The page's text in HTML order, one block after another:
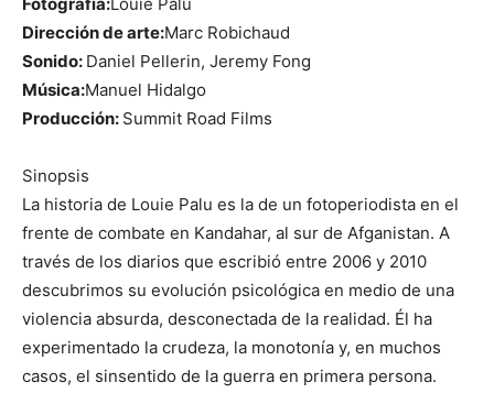
Dirección de arte:Marc Robichaud
Sonido: Daniel Pellerin, Jeremy Fong
Música:Manuel Hidalgo
Producción: Summit Road Films
Sinopsis
La historia de Louie Palu es la de un fotoperiodista en el
frente de combate en Kandahar, al sur de Afganistan. A
través de los diarios que escribió entre 2006 y 2010
descubrimos su evolución psicológica en medio de una
violencia absurda, desconectada de la realidad. Él ha
experimentado la crudeza, la monotonía y, en muchos
casos, el sinsentido de la guerra en primera persona.